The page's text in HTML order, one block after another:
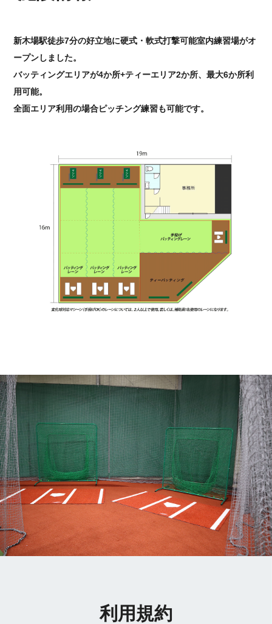
新木場駅徒歩7分の好立地に硬式・軟式打撃可能室内練習場がオ
ープンしました。
バッティングエリアが4か所+ティーエリア2か所、最大6か所利
用可能。
全面エリア利用の場合ピッチング練習も可能です。
利用規約